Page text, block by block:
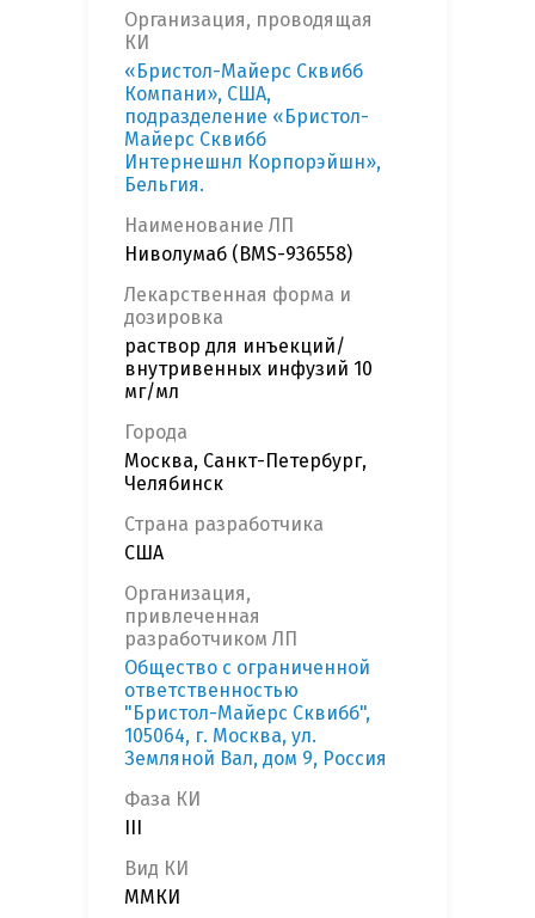
Организация, проводящая
КИ
«Бристол-Майерс Сквибб
Компани», США,
подразделение «Бристол-
Майерс Сквибб
Интернешнл Корпорэйшн»,
Бельгия.
Наименование ЛП
Ниволумаб (BMS-936558)
Лекарственная форма и
дозировка
раствор для инъекций/
внутривенных инфузий 10
мг/мл
Города
Москва, Санкт-Петербург,
Челябинск
Страна разработчика
США
Организация,
привлеченная
разработчиком ЛП
Общество с ограниченной
ответственностью
"Бристол-Майерс Сквибб",
105064, г. Москва, ул.
Земляной Вал, дом 9, Россия
Фаза КИ
Вид КИ
ММКИ